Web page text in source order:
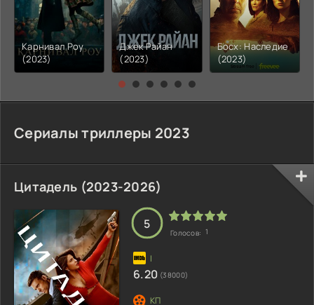
Карнивал Роу
(2023)
Джек Райан
(2023)
Босх: Наследие
(2023)
Сериалы триллеры 2023
Цитадель (2023-2026)
5
Голосов: 1
6.20 (38000)